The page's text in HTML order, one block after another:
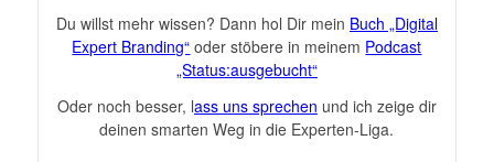
Du willst mehr wissen? Dann hol Dir mein Buch „Digital
Expert Branding“ oder stöbere in meinem Podcast
„Status:ausgebucht“
Oder noch besser, lass uns sprechen und ich zeige dir
deinen smarten Weg in die Experten-Liga.